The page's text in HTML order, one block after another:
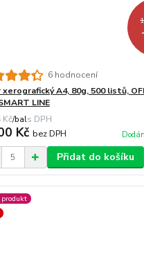
6 hodnocení
xerografický A4, 80g, 500 listů,
LINE
Kč/bal
Kč bez DPH
Přidat do košíku